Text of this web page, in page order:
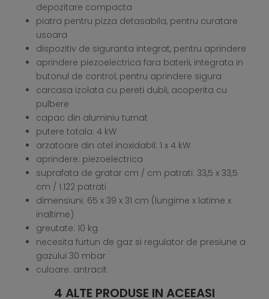
depozitare compacta
piatra pentru pizza detasabila, pentru curatare
usoara
dispozitiv de siguranta integrat, pentru aprindere
aprindere piezoelectrica fara baterii, integrata in
butonul de control, pentru aprindere sigura
carcasa izolata cu pereti dubli, acoperita cu
pulbere
capac din aluminiu turnat
putere totala: 4 kW
arzatoare din otel inoxidabil: 1 x 4 kW
aprindere: piezoelectrica
suprafata de gratar cm / cm patrati: 33,5 x 33,5
cm / 1.122 patrati
dimensiuni: 65 x 39 x 31 cm (lungime x latime x
inaltime)
greutate: 10 kg
necesita furtun de gaz si regulator de presiune a
gazului 30 mbar
culoare: antracit
4 ALTE PRODUSE IN ACEEASI